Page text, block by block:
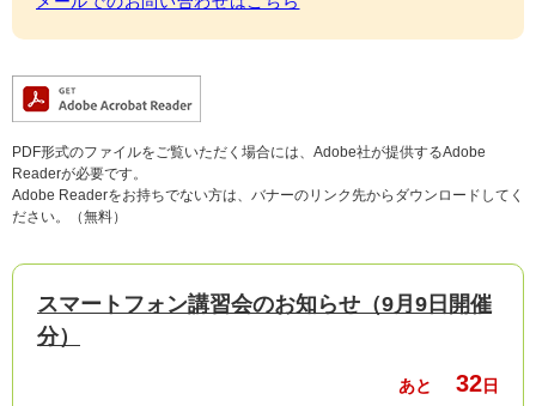
PDF形式のファイルをご覧いただく場合には、Adobe社が提供するAdobe
Readerが必要です。
Adobe Readerをお持ちでない方は、バナーのリンク先からダウンロードしてく
ださい。（無料）
スマートフォン講習会のお知らせ（9月9日開催
分）
あと 32日